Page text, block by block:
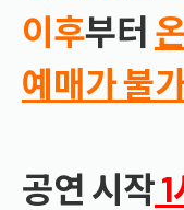
이후부터
예매가불
공연 시작